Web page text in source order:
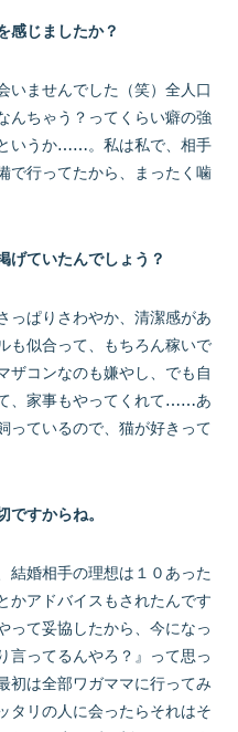
感じましたか？
いませんでした（笑）全人口
んちゃう？ってくらい癖の強
いうか……。私は私で、相手
で行ってたから、まったく噛
げていたんでしょう？
っぱりさわやか、清潔感があ
も似合って、もちろん稼いで
ザコンなのも嫌やし、でも自
、家事もやってくれて……あ
っているので、猫が好きって
ですからね。
結婚相手の理想は１０あった
かアドバイスもされたんです
って妥協したから、今になっ
言ってるんやろ？』って思っ
初は全部ワガママに行ってみ
タリの人に会ったらそれはそ